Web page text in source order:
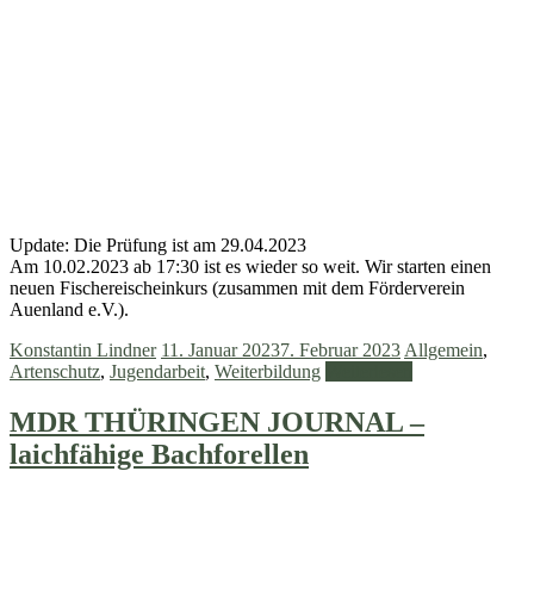
Update: Die Prüfung ist am 29.04.2023
Am 10.02.2023 ab 17:30 ist es wieder so weit. Wir starten einen
neuen Fischereischeinkurs (zusammen mit dem Förderverein
Auenland e.V.).
Konstantin Lindner 11. Januar 20237. Februar 2023 Allgemein,
Artenschutz, Jugendarbeit, Weiterbildung
MDR THÜRINGEN JOURNAL –
laichfähige Bachforellen